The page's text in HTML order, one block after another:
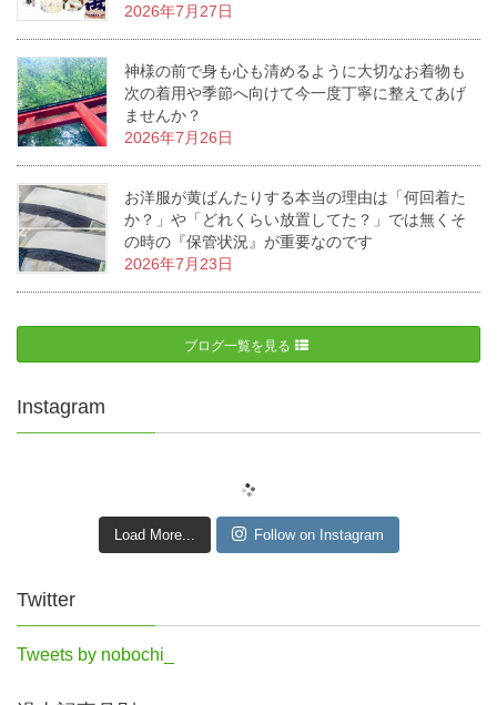
2026年7月27日
神様の前で身も心も清めるように大切なお着物も
次の着用や季節へ向けて今一度丁寧に整えてあげ
ませんか？
2026年7月26日
お洋服が黄ばんたりする本当の理由は「何回着た
か？」や「どれくらい放置してた？」では無くそ
の時の『保管状況』が重要なのです
2026年7月23日
ブログ一覧を見る
Instagram
Load More... Follow on Instagram
Twitter
Tweets by nobochi_